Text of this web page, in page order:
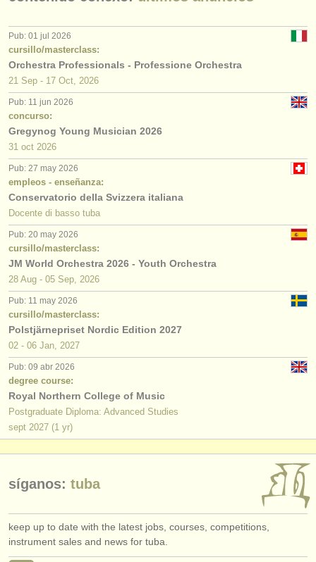
Pub: 01 jul 2026
cursillo/masterclass:
Orchestra Professionals - Professione Orchestra
21 Sep - 17 Oct, 2026
Pub: 11 jun 2026
concurso:
Gregynog Young Musician 2026
31 oct 2026
Pub: 27 may 2026
empleos - enseñanza:
Conservatorio della Svizzera italiana
Docente di basso tuba
Pub: 20 may 2026
cursillo/masterclass:
JM World Orchestra 2026 - Youth Orchestra
28 Aug - 05 Sep, 2026
Pub: 11 may 2026
cursillo/masterclass:
Polstjärnepriset Nordic Edition 2027
02 - 06 Jan, 2027
Pub: 09 abr 2026
degree course:
Royal Northern College of Music
Postgraduate Diploma: Advanced Studies
sept 2027 (1 yr)
síganos: tuba
keep up to date with the latest jobs, courses, competitions,
instrument sales and news for tuba.